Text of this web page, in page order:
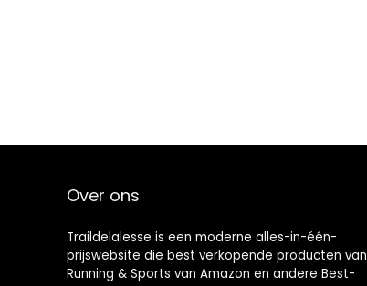
Over ons
Traildelalesse is een moderne alles-in-één-
prijswebsite die best verkopende producten van
Running & Sports van Amazon en andere Best-